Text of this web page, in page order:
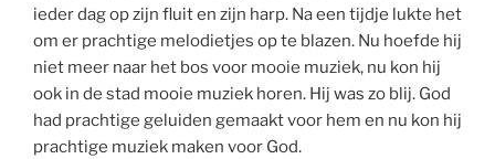
ieder dag op zijn fluit en zijn harp. Na een tijdje lukte het
om er prachtige melodietjes op te blazen. Nu hoefde hij
niet meer naar het bos voor mooie muziek, nu kon hij
ook in de stad mooie muziek horen. Hij was zo blij. God
had prachtige geluiden gemaakt voor hem en nu kon hij
prachtige muziek maken voor God.